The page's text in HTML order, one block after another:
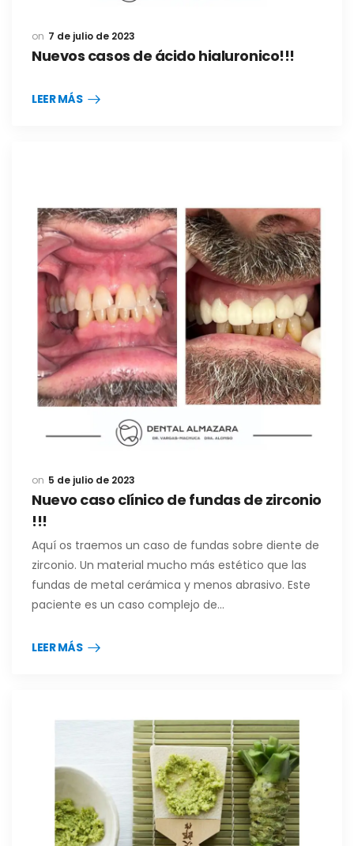
7 de julio de 2023
Nuevos casos de ácido hialuronico!!!
LEER MÁS
5 de julio de 2023
Nuevo caso clínico de fundas de zirconio
!!!
Aquí os traemos un caso de fundas sobre diente de
zirconio. Un material mucho más estético que las
fundas de metal cerámica y menos abrasivo. Este
paciente es un caso complejo de…
LEER MÁS